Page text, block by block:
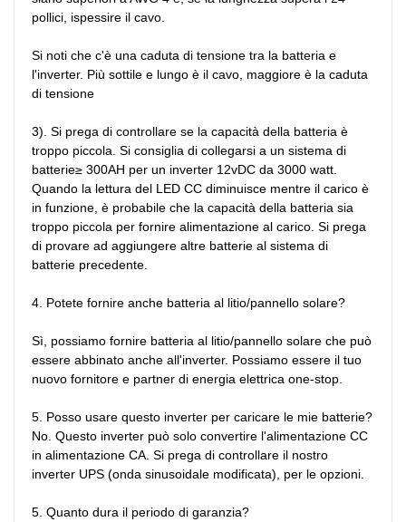
pollici, ispessire il cavo.
Si noti che c'è una caduta di tensione tra la batteria e
l'inverter. Più sottile e lungo è il cavo, maggiore è la caduta
di tensione
3). Si prega di controllare se la capacità della batteria è
troppo piccola. Si consiglia di collegarsi a un sistema di
batterie≥ 300AH per un inverter 12vDC da 3000 watt.
Quando la lettura del LED CC diminuisce mentre il carico è
in funzione, è probabile che la capacità della batteria sia
troppo piccola per fornire alimentazione al carico. Si prega
di provare ad aggiungere altre batterie al sistema di
batterie precedente.
4. Potete fornire anche batteria al litio/pannello solare?
Sì, possiamo fornire batteria al litio/pannello solare che può
essere abbinato anche all'inverter. Possiamo essere il tuo
nuovo fornitore e partner di energia elettrica one-stop.
5. Posso usare questo inverter per caricare le mie batterie?
No. Questo inverter può solo convertire l'alimentazione CC
in alimentazione CA. Si prega di controllare il nostro
inverter UPS (onda sinusoidale modificata), per le opzioni.
5. Quanto dura il periodo di garanzia?